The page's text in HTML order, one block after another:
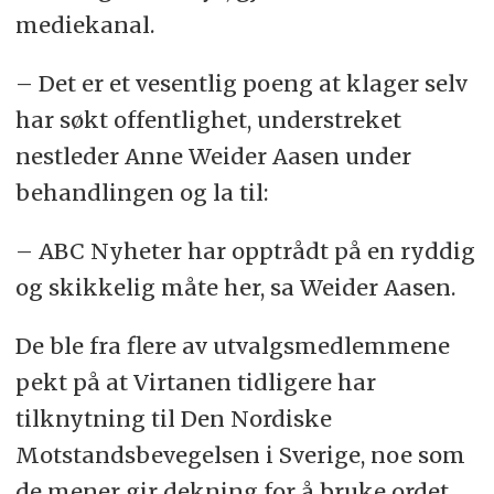
mediekanal.
– Det er et vesentlig poeng at klager selv
har søkt offentlighet, understreket
nestleder Anne Weider Aasen under
behandlingen og la til:
– ABC Nyheter har opptrådt på en ryddig
og skikkelig måte her, sa Weider Aasen.
De ble fra flere av utvalgsmedlemmene
pekt på at Virtanen tidligere har
tilknytning til Den Nordiske
Motstandsbevegelsen i Sverige, noe som